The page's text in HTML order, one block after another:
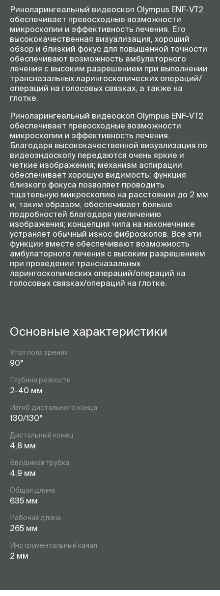
Риноларингеальный видеоскоп Olympus ENF-VT2
обеспечивает превосходные возможности
микроскопии и эффективность лечения. Его
высококачественная визуализация, хороший
обзор и близкий фокус для повышенной точности
обеспечивают возможность амбулаторного
лечения с высоким разрешением при выполнении
трансназальных ларингоскопических операций/
операций на голосовых связках, а также на
глотке.
Риноларингеальный видеоскоп Olympus ENF-VT2
обеспечивает превосходные возможности
микроскопии и эффективность лечения.
Благодаря высококачественной визуализация по
видеоэндоскопу передаются очень яркие и
четкие изображения; механизм аспирации
обеспечивает хорошую видимость; функция
близкого фокуса позволяет проводить
тщательную микроскопию на расстоянии до 2 мм
и, таким образом, обеспечивает больше
подробностей благодаря увеличению
изображения; концепция чипа на наконечнике
устраняет обычный износ фиброскопов. Все эти
функции вместе обеспечивают возможность
амбулаторного лечения с высоким разрешением
при проведении трансназальных
ларингоскопических операций/операций на
голосовых связках/операций на глотке.
Основные характеристики
Угол поля зрения
90°
Глубина резкости
2-40 мм
Изгиб дистального конца
130/130°
Дистальный конец
4,8 мм
Вводимая трубка
4,9 мм
Общая длина
635 мм
Рабочая длина
265 мм
Инструментальный канал
2 мм